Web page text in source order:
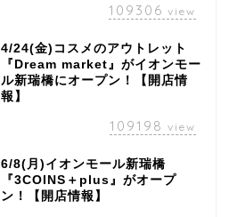
109306 view
4/24(金)コスメのアウトレット
『Dream market』がイオンモー
ル新瑞橋にオープン！【開店情
報】
109198 view
6/8(月)イオンモール新瑞橋
『3COINS＋plus』がオープ
ン！【開店情報】